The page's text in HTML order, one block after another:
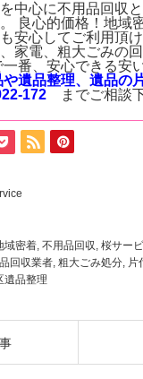
中心に不用品回収
良心的価格！地域
安心してご利用頂け
家電、粗大ごみの
一番、安心できる安
遺品整理、遺品の
172 までご相談下
域密着, 不用品回収, 桜サー
回収業者, 粗大ごみ処分, 片
遺品整理